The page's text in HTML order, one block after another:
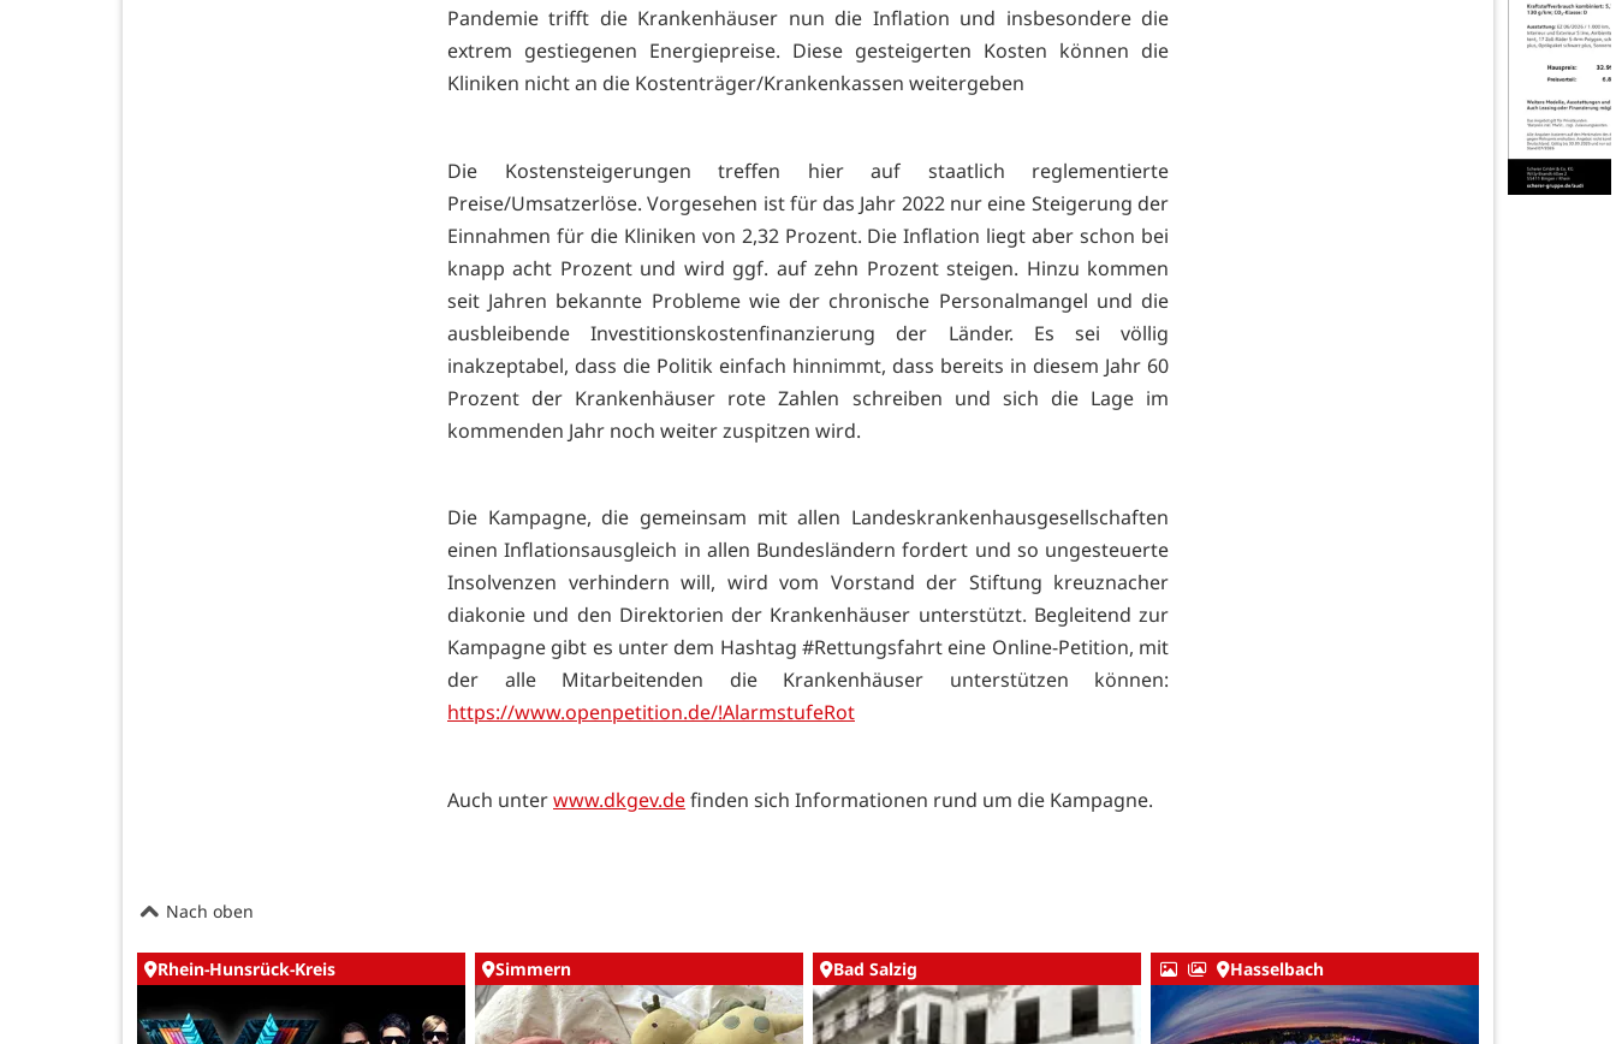
Pandemie trifft die Krankenhäuser nun die Inflation und insbesondere die
extrem gestiegenen Energiepreise. Diese gesteigerten Kosten können die
Kliniken nicht an die Kostenträger/Krankenkassen weitergeben
Die Kostensteigerungen treffen hier auf staatlich reglementierte
Preise/Umsatzerlöse. Vorgesehen ist für das Jahr 2022 nur eine Steigerung der
Einnahmen für die Kliniken von 2,32 Prozent. Die Inflation liegt aber schon bei
knapp acht Prozent und wird ggf. auf zehn Prozent steigen. Hinzu kommen
seit Jahren bekannte Probleme wie der chronische Personalmangel und die
ausbleibende Investitionskostenfinanzierung der Länder. Es sei völlig
inakzeptabel, dass die Politik einfach hinnimmt, dass bereits in diesem Jahr 60
Prozent der Krankenhäuser rote Zahlen schreiben und sich die Lage im
kommenden Jahr noch weiter zuspitzen wird.
Die Kampagne, die gemeinsam mit allen Landeskrankenhausgesellschaften
einen Inflationsausgleich in allen Bundesländern fordert und so ungesteuerte
Insolvenzen verhindern will, wird vom Vorstand der Stiftung kreuznacher
diakonie und den Direktorien der Krankenhäuser unterstützt. Begleitend zur
Kampagne gibt es unter dem Hashtag #Rettungsfahrt eine Online-Petition, mit
der alle Mitarbeitenden die Krankenhäuser unterstützen können:
https://www.openpetition.de/!AlarmstufeRot
Auch unterwww.dkgev.definden sich Informationen rund um die Kampagne.
Nach oben
Rhein-Hunsrück-Kreis Simmern Bad Salzig Hasselbach